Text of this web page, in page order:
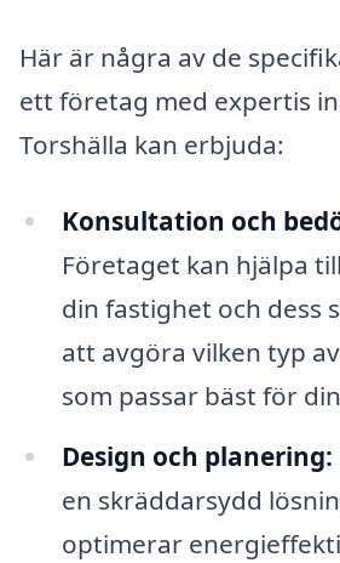
Här är några av de
ett företag med expertis
Torshälla kan erbjuda:
Konsultation och
Företaget kan hjälpa
din fastighet och dess
att avgöra vilken typ
som passar bäst för
Design och planering:
en skräddarsydd
optimerar